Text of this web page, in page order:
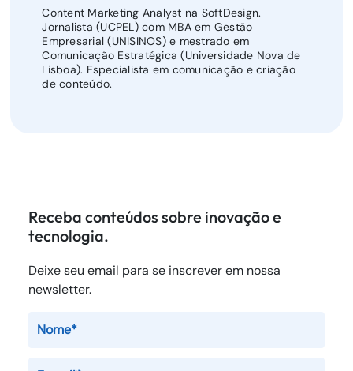
Content Marketing Analyst na SoftDesign.
Jornalista (UCPEL) com MBA em Gestão
Empresarial (UNISINOS) e mestrado em
Comunicação Estratégica (Universidade Nova de
Lisboa). Especialista em comunicação e criação
de conteúdo.
Receba conteúdos sobre inovação e
tecnologia.
Deixe seu email para se inscrever em nossa
newsletter.